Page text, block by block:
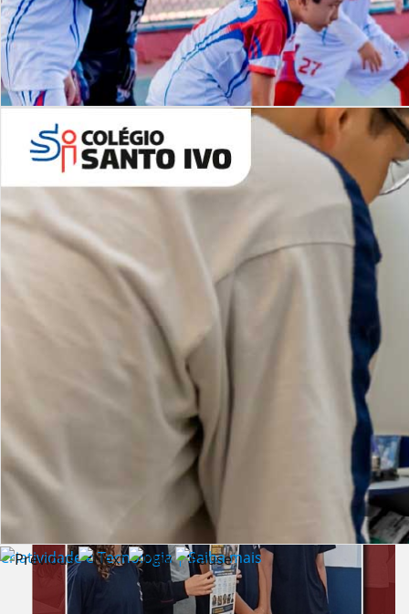
Desafios | Saiba mais
Criatividade e Tecnologia | Saiba mais